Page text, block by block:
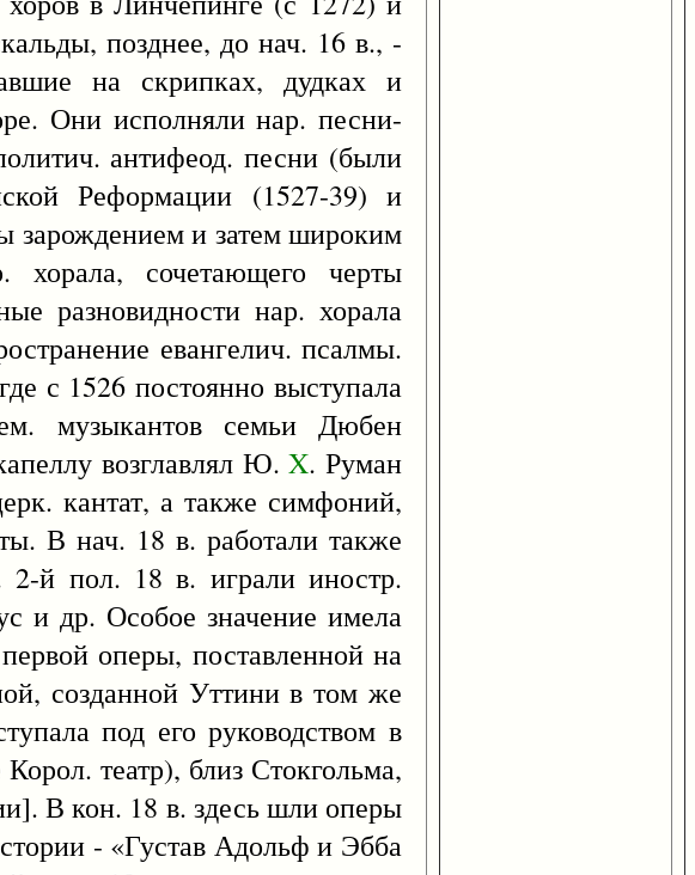
позднее, до нач. 16 в., -
на скрипках, дудках и
Они исполняли нар. песни-
антифеод. песни (были
Реформации (1527-39) и
зарождением и затем широким
сочетающего черты
разновидности нар. хорала
евангелич. псалмы.
с 1526 постоянно выступала
музыкантов семьи Дюбен
возглавлял Ю.X. Руман
кантат, а также симфоний,
В нач. 18 в. работали также
й пол. 18 в. играли иностр.
др. Особое значение имела
оперы, поставленной на
созданной Уттини в том же
под его руководством в
театр), близ Стокгольма,
В кон. 18 в. здесь шли оперы
- «Густав Адольф и Эбба